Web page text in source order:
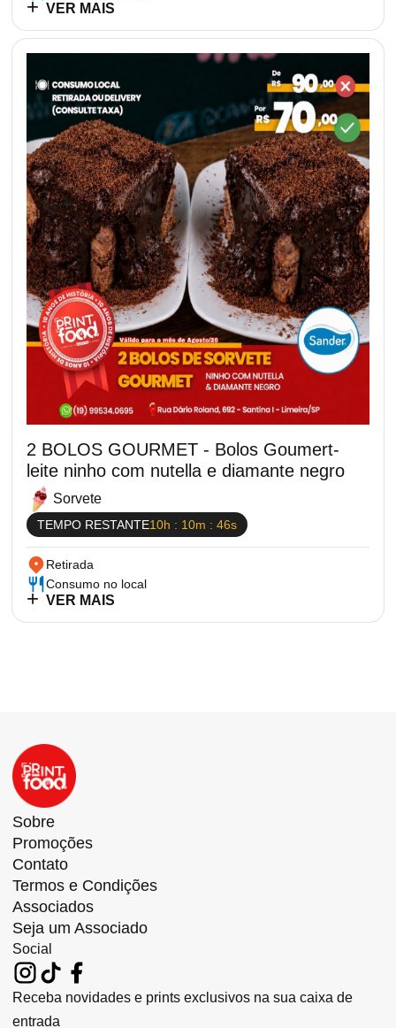
VER MAIS
2 BOLOS GOURMET - Bolos Goumert-
leite ninho com nutella e diamante negro
Sorvete
TEMPO RESTANTE10h : 10m : 45s
Retirada
Consumo no local
VER MAIS
Sobre
Promoções
Contato
Termos e Condições
Associados
Seja um Associado
Social
Receba novidades e prints exclusivos na sua caixa de
entrada